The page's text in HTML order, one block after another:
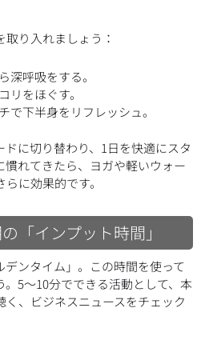
り入れましょう：
深呼吸をする。
リをほぐす。
で下半身をリフレッシュ。
に切り替わり、1日を快適にスタ
れてきたら、ヨガや軽いウォー
に効果的です。
「インプット時間」
ンタイム」。この時間を使って
5～10分でできる活動として、本
、ビジネスニュースをチェック